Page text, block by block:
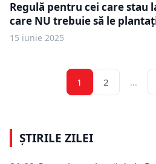
Regulă pentru cei care stau
care NU trebuie să le
15 iunie 2025
1 2 …
ȘTIRILE ZILEI